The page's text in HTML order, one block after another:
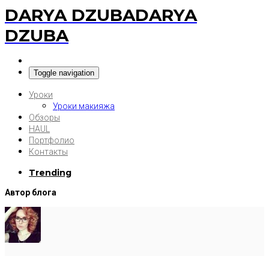
DARYA DZUBADARYA
DZUBA
Toggle navigation
Уроки
Уроки макияжа
Обзоры
HAUL
Портфолио
Контакты
Trending
Автор блога